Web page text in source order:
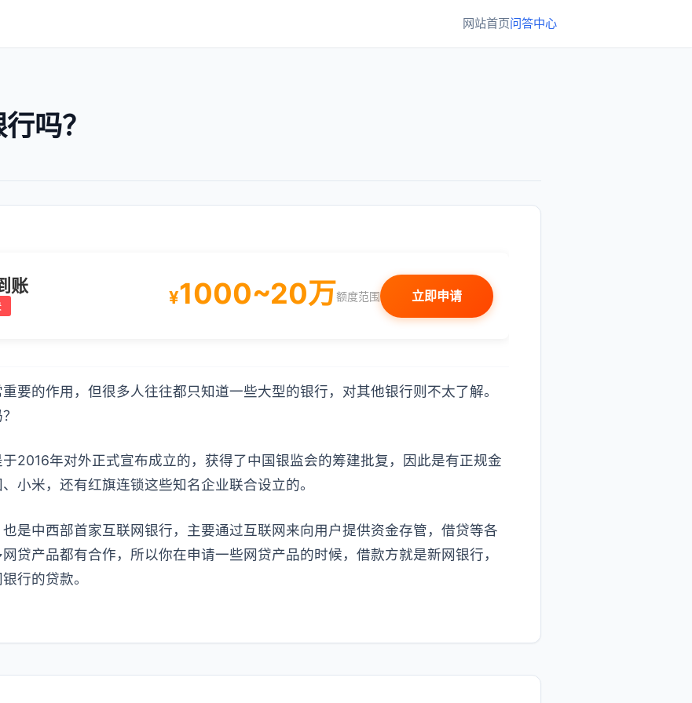
网站首页问答中心
吗？
账
¥1000~20万额度范围 立即申请
要的作用，但很多人往往都只知道一些大型的银行，对其他银行则不太了解。
2016年对外正式宣布成立的，获得了中国银监会的筹建批复，因此是有正规金
小米，还有红旗连锁这些知名企业联合设立的。
是中西部首家互联网银行，主要通过互联网来向用户提供资金存管，借贷等各
贷产品都有合作，所以你在申请一些网贷产品的时候，借款方就是新网银行，
行的贷款。